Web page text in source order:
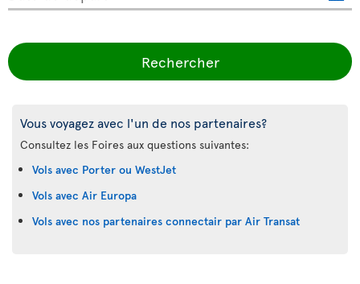
Rechercher
Vous voyagez avec l'un de nos partenaires?
Consultez les Foires aux questions suivantes:
Vols avec Porter ou WestJet
Vols avec Air Europa
Vols avec nos partenaires connectair par Air Transat